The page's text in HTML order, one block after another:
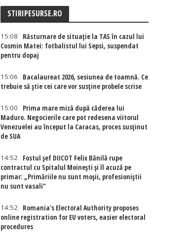
STIRIPESURSE.RO
15:08
Răsturnare de situație la TAS în cazul lui
Cosmin Matei: fotbalistul lui Sepsi, suspendat
pentru dopaj
15:06
Bacalaureat 2026, sesiunea de toamnă. Ce
trebuie să știe cei care vor susține probele scrise
15:00
Prima mare miză după căderea lui
Maduro. Negocierile care pot redesena viitorul
Venezuelei au început la Caracas, proces susținut
de SUA
14:52
Fostul șef DIICOT Felix Bănilă rupe
contractul cu Spitalul Moinești și îl acuză pe
primar: „Primăriile nu sunt moșii, profesioniștii
nu sunt vasali”
14:52
Romania's Electoral Authority proposes
online registration for EU voters, easier electoral
procedures